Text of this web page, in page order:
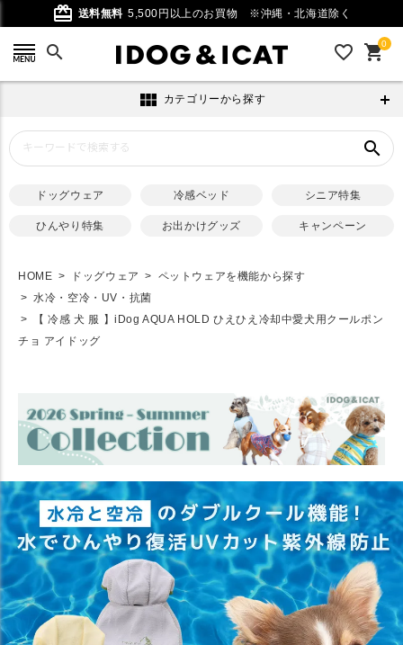
card_giftcard 送料無料 5,500円以上のお買物 ※沖縄・北海道除く
search favorite_outline 0
shopping_cart
view_module カテゴリーから探す
search
ドッグウェア 冷感ベッド シニア特集
ひんやり特集 お出かけグッズ キャンペーン
HOME ドッグウェア
ペットウェアを機能から探す
水冷・空冷・UV・抗菌
【 冷感 犬 服 】iDog AQUA HOLD ひえひえ冷却中愛犬用クールポン
チョ アイドッグ